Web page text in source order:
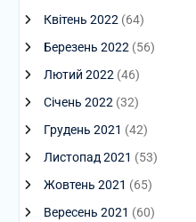
Квітень 2022 (64)
Березень 2022 (56)
Лютий 2022 (46)
Січень 2022 (32)
Грудень 2021 (42)
Листопад 2021 (53)
Жовтень 2021 (65)
Вересень 2021 (60)